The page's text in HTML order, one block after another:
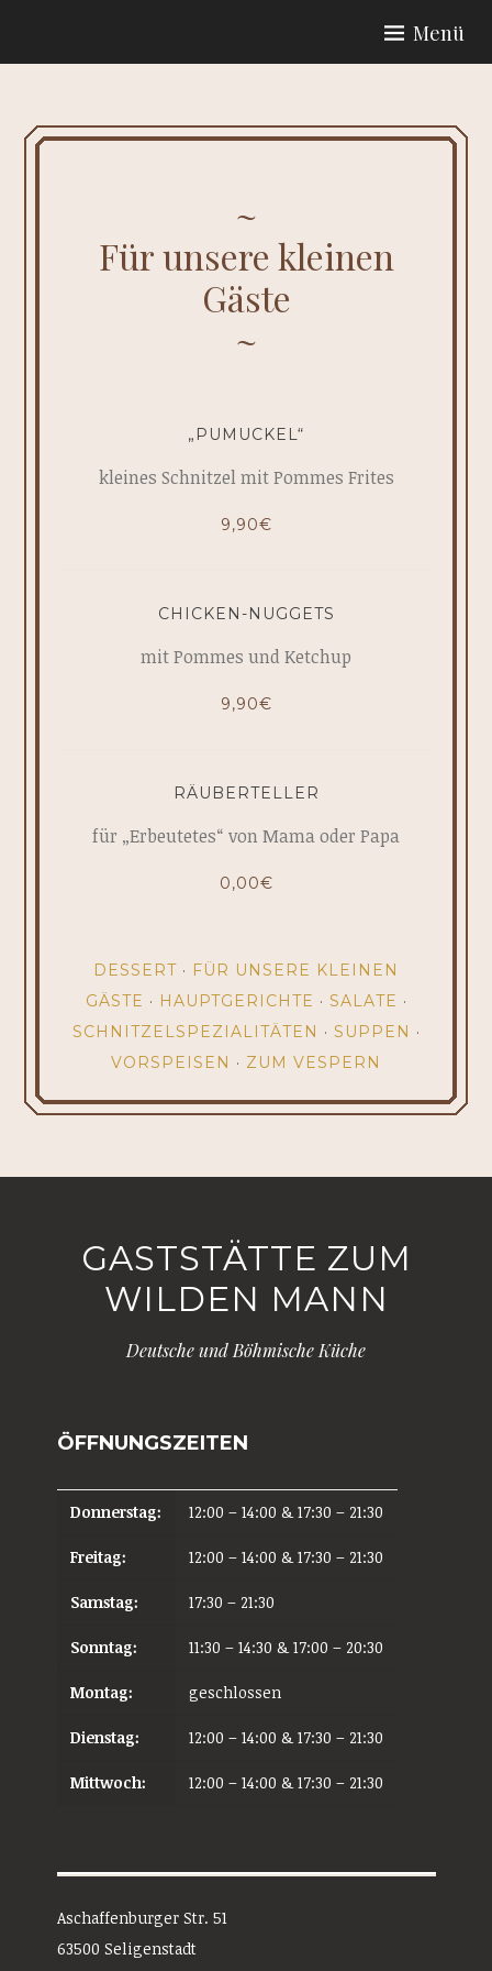
GASTSTÄTTE ZUM WILDEN
Menü
Für unsere kleinen
Gäste
„PUMUCKEL“
kleines Schnitzel mit Pommes Frites
9,90€
CHICKEN-NUGGETS
mit Pommes und Ketchup
9,90€
RÄUBERTELLER
für „Erbeutetes“ von Mama oder Papa
0,00€
DESSERT · FÜR UNSERE KLEINEN
GÄSTE · HAUPTGERICHTE · SALATE ·
SCHNITZELSPEZIALITÄTEN · SUPPEN ·
VORSPEISEN · ZUM VESPERN
GASTSTÄTTE ZUM
WILDEN MANN
Deutsche und Böhmische Küche
ÖFFNUNGSZEITEN
Donnerstag: 12:00 – 14:00 & 17:30 – 21:30
Freitag: 12:00 – 14:00 & 17:30 – 21:30
Samstag: 17:30 – 21:30
Sonntag: 11:30 – 14:30 & 17:00 – 20:30
Montag: geschlossen
Dienstag: 12:00 – 14:00 & 17:30 – 21:30
Mittwoch: 12:00 – 14:00 & 17:30 – 21:30
Aschaffenburger Str. 51
63500 Seligenstadt